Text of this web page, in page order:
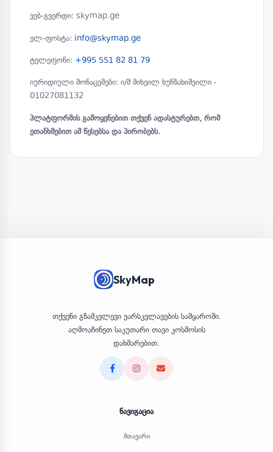
ვებ-გვერდი: skymap.ge
ელ-ფოსტა: info@skymap.ge
ტელეფონი: +995 551 82 81 79
იურიდიული მონაცემები: ი/მ მიხეილ ხუნზახიშვილი -
01027081132
პლატფორმის გამოყენებით თქვენ ადასტურებთ, რომ
ეთანხმებით ამ წესებსა და პირობებს.
SkyMap
თქვენი გზამკვლევი ვარსკვლავების სამყაროში.
აღმოაჩინეთ საკუთარი თავი კოსმოსის
დახმარებით.
FacebookInstagram
Email
ნავიგაცია
მთავარი